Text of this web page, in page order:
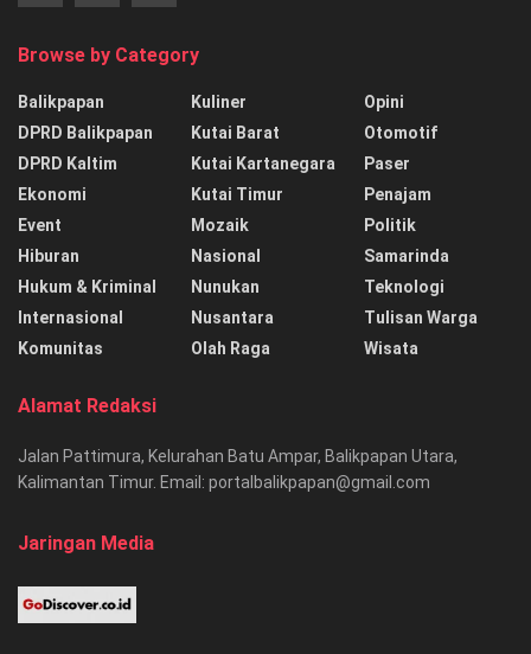
Browse by Category
Balikpapan
DPRD Balikpapan
DPRD Kaltim
Ekonomi
Event
Hiburan
Hukum & Kriminal
Internasional
Komunitas
Kuliner
Kutai Barat
Kutai Kartanegara
Kutai Timur
Mozaik
Nasional
Nunukan
Nusantara
Olah Raga
Opini
Otomotif
Paser
Penajam
Politik
Samarinda
Teknologi
Tulisan Warga
Wisata
Alamat Redaksi
Jalan Pattimura, Kelurahan Batu Ampar, Balikpapan Utara,
Kalimantan Timur. Email: portalbalikpapan@gmail.com
Jaringan Media